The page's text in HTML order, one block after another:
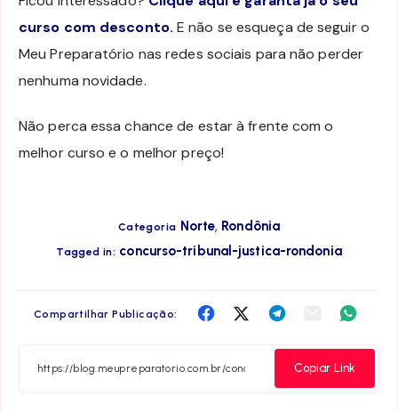
curso com desconto. E não se esqueça de seguir o
Meu Preparatório nas redes sociais para não perder
nenhuma novidade.
Não perca essa chance de estar à frente com o
melhor curso e o melhor preço!
Categoria Norte, Rondônia
Tagged in: concurso-tribunal-justica-rondonia
Compartilhar Publicação:
Compartilha
Facebook
CompartilhaCompartilha
Telegram
Compartilha
Email
Copiar Link